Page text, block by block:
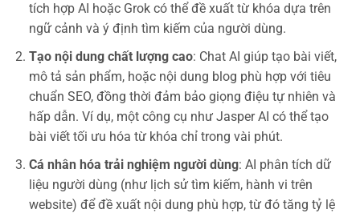
tích hợp AI hoặc Grok có thể đề xuất từ khóa dựa trên
ngữ cảnh và ý định tìm kiếm của người dùng.
Tạo nội dung chất lượng cao: Chat AI giúp tạo bài viết,
mô tả sản phẩm, hoặc nội dung blog phù hợp với tiêu
chuẩn SEO, đồng thời đảm bảo giọng điệu tự nhiên và
hấp dẫn. Ví dụ, một công cụ như Jasper AI có thể tạo
bài viết tối ưu hóa từ khóa chỉ trong vài phút.
Cá nhân hóa trải nghiệm người dùng: AI phân tích dữ
liệu người dùng (như lịch sử tìm kiếm, hành vi trên
website) để đề xuất nội dung phù hợp, từ đó tăng tỷ lệ